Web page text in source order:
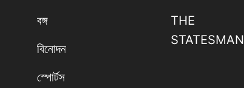
বঙ্গ
বিনোদন
স্পোর্টস
THE
STATESMAN